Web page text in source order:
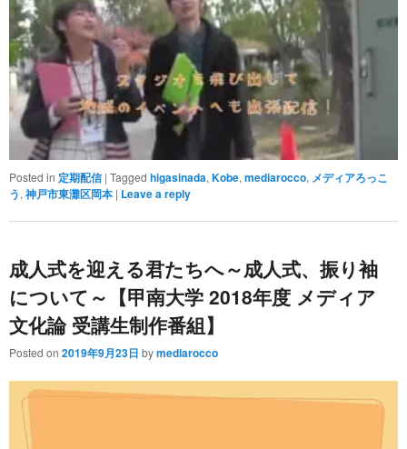
Posted in 定期配信 |Tagged higasinada,Kobe,mediarocco, メディアろっこ
う,神戸市東灘区岡本 | Leave a reply
成人式を迎える君たちへ～成人式、振り袖
について～【甲南大学 2018年度 メディア
文化論 受講生制作番組】
Posted on2019年9月23日 bymediarocco